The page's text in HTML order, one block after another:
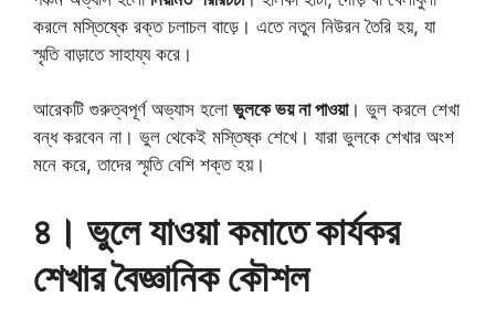
করলে মস্তিষ্কে রক্ত চলাচল বাড়ে। এতে নতুন নিউরন তৈরি হয়, যা
স্মৃতি বাড়াতে সাহায্য করে।
আরেকটি গুরুত্বপূর্ণ অভ্যাস হলো ভুলকে ভয় না পাওয়া। ভুল করলে শেখা
বন্ধ করবেন না। ভুল থেকেই মস্তিষ্ক শেখে। যারা ভুলকে শেখার অংশ
মনে করে, তাদের স্মৃতি বেশি শক্ত হয়।
৪। ভুলে যাওয়া কমাতে কার্যকর
শেখার বৈজ্ঞানিক কৌশল